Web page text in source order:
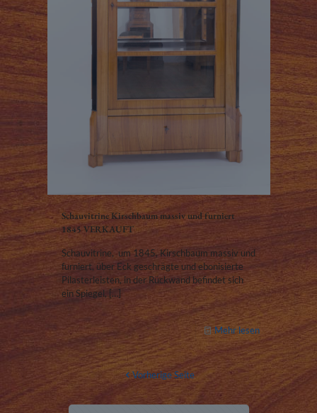
Schauvitrine Kirschbaum massiv und furniert
1845 VERKAUFT
Schauvitrine, um 1845, Kirschbaum massiv und
furniert, über Eck geschrägte und ebonisierte
Pilasterleisten, in der Rückwand befindet sich
ein Spiegel, […]
Mehr lesen
Vorherige Seite